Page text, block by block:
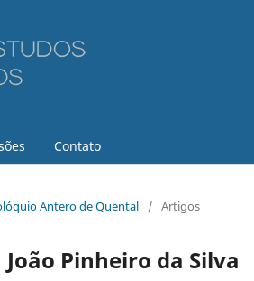
Contato
Antero de Quental / Artigos
Pinheiro da Silva